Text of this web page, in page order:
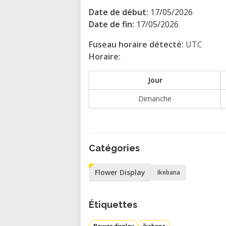
Ikebana oggi: una pratica
Oggi l’Ikebana è apprezzata
rilassante, ideale per
spazi domestici o lavorativi con
Le principali scuole di Ikebana
Ikenobo– stile tradizionale e
Favorisce il benessere
Valorizza materiali naturali e
Date de début: 17/05/2026
Date de fin: 17/05/2026
Fuseau horaire détecté: UTC
Horaire:
Jour
Dimanche
Catégories
Flower Display Ikebana
Étiquettes